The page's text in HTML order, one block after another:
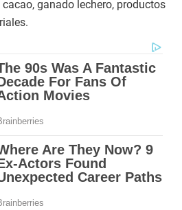
ganado lechero, productos